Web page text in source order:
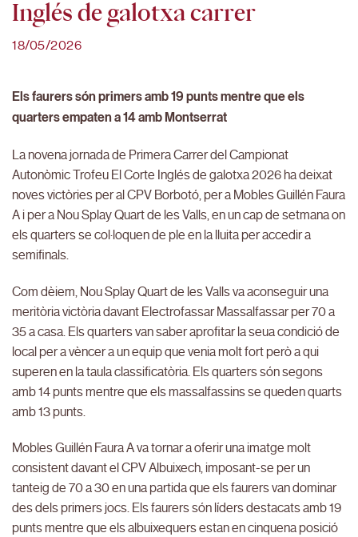
Inglés de galotxa carrer
18/05/2026
Els faurers són primers amb 19 punts mentre que els
quarters empaten a 14 amb Montserrat
La novena jornada de Primera Carrer del Campionat
Autonòmic Trofeu El Corte Inglés de galotxa 2026 ha deixat
noves victòries per al CPV Borbotó, per a Mobles Guillén Faura
A i per a Nou Splay Quart de les Valls, en un cap de setmana on
els quarters se col·loquen de ple en la lluita per accedir a
semifinals.
Com dèiem, Nou Splay Quart de les Valls va aconseguir una
meritòria victòria davant Electrofassar Massalfassar per 70 a
35 a casa. Els quarters van saber aprofitar la seua condició de
local per a vèncer a un equip que venia molt fort però a qui
superen en la taula classificatòria. Els quarters són segons
amb 14 punts mentre que els massalfassins se queden quarts
amb 13 punts.
Mobles Guillén Faura A va tornar a oferir una imatge molt
consistent davant el CPV Albuixech, imposant-se per un
tanteig de 70 a 30 en una partida que els faurers van dominar
des dels primers jocs. Els faurers són líders destacats amb 19
punts mentre que els albuixequers estan en cinquena posició